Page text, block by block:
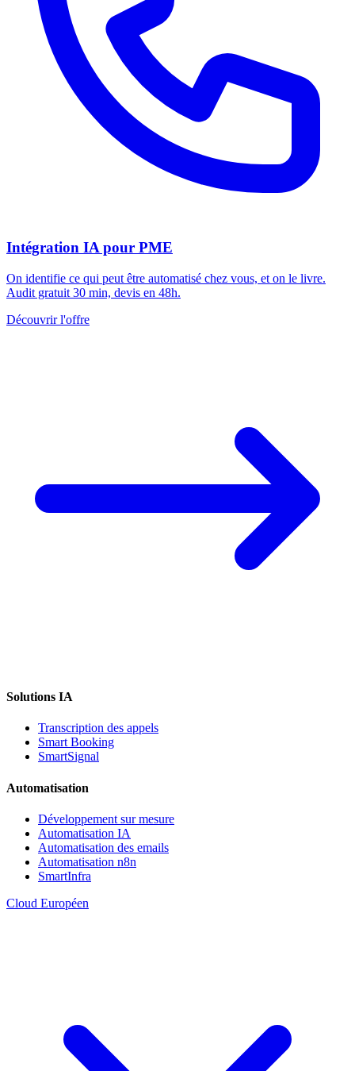
Intégration IA pour PME
On identifie ce qui peut être automatisé chez vous, et on le livre.
Audit gratuit 30 min, devis en 48h.
Découvrir l'offre
Solutions IA
Transcription des appels
Smart Booking
SmartSignal
Automatisation
Développement sur mesure
Automatisation IA
Automatisation des emails
Automatisation n8n
SmartInfra
Cloud Européen